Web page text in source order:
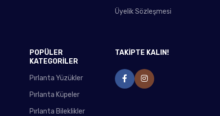
Üyelik Sözleşmesi
POPÜLER
KATEGORİLER
Pırlanta Yüzükler
Pırlanta Küpeler
Pırlanta Bileklikler
TAKİPTE KALIN!